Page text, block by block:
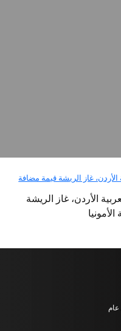
الأردن، غاز الريشة